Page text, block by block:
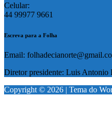
Celular:
44 99977 9661
Escreva para a Folha
Email:
Diretor presidente: Luis Antonio
Copyright © 2026 | Tema do